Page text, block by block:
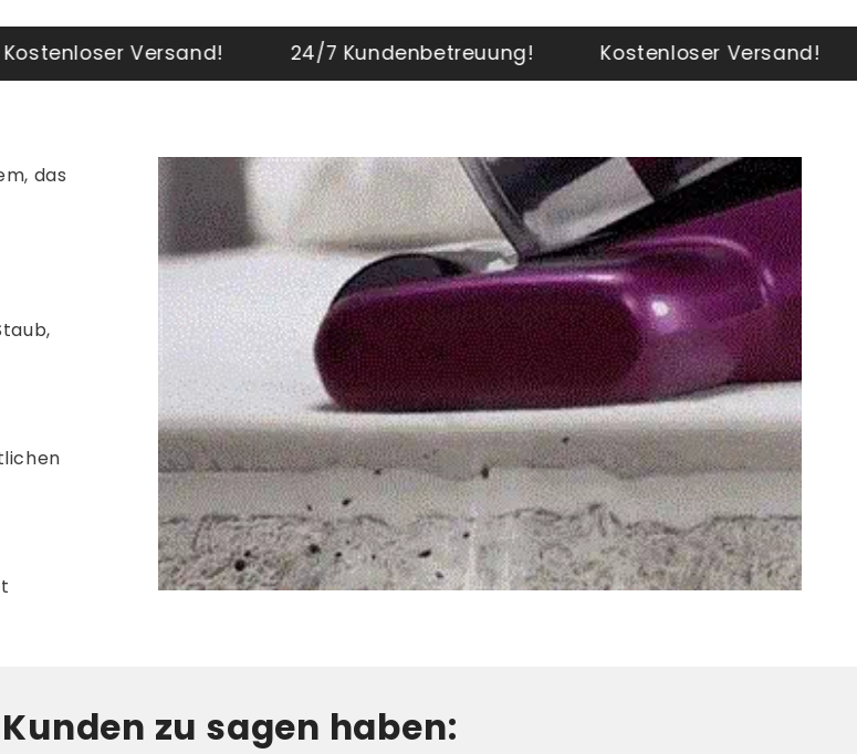
24/7 Kundenbetreuung! Kostenloser Versand! 24/7
das
zu sagen haben: